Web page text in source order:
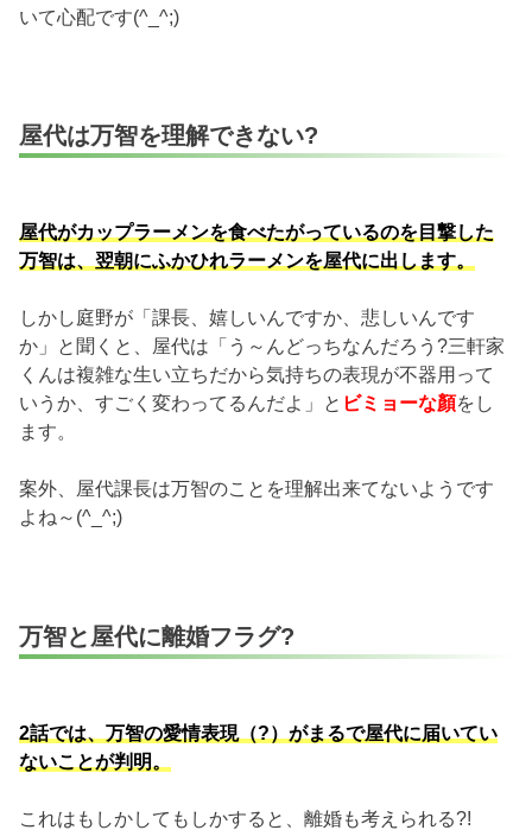
いて心配です(^_^;)
屋代は万智を理解できない?
屋代がカップラーメンを食べたがっているのを目撃した
万智は、翌朝にふかひれラーメンを屋代に出します。
しかし庭野が「課長、嬉しいんですか、悲しいんです
か」と聞くと、屋代は「う～んどっちなんだろう?三軒家
くんは複雑な生い立ちだから気持ちの表現が不器用って
いうか、すごく変わってるんだよ」と ビミョーな顏をし
ます。
案外、屋代課長は万智のことを理解出来てないようです
よね～(^_^;)
万智と屋代に離婚フラグ?
2話では、万智の愛情表現（?）がまるで屋代に届いてい
ないことが判明。
これはもしかしてもしかすると、離婚も考えられる?!